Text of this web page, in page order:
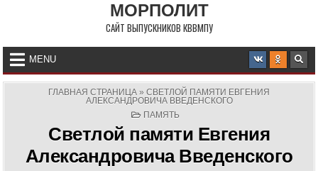
МОРПОЛИТ
САЙТ ВЫПУСКНИКОВ КВВМПУ
MENU
ГЛАВНАЯ СТРАНИЦА » СВЕТЛОЙ ПАМЯТИ ЕВГЕНИЯ
АЛЕКСАНДРОВИЧА ВВЕДЕНСКОГО
POSTED
ПАМЯТЬ
Светлой памяти Евгения
Александровича Введенского